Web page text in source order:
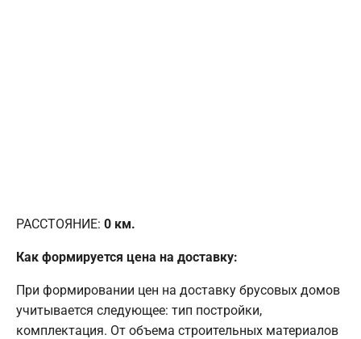
РАССТОЯНИЕ: 0 км.
Как формируется цена на доставку:
При формировании цен на доставку брусовых домов
учитывается следующее: тип постройки,
комплектация. От объема строительных материалов